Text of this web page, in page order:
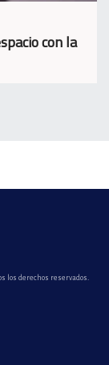
con la
los derechos reservados.